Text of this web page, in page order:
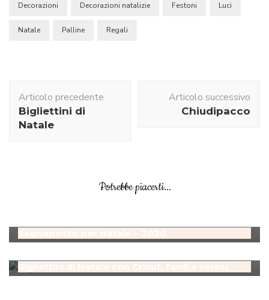
Decorazioni Decorazioni natalizie Festoni Luci
Natale Palline Regali
Navigazione
articolo
Articolo precedente
Bigliettini di
Natale
Articolo successivo
Chiudipacco
Potrebbe piacerti...